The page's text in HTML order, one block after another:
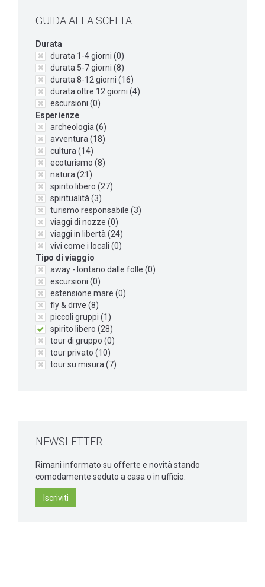
GUIDA ALLA SCELTA
Durata
durata 1-4 giorni (0)
durata 5-7 giorni (8)
durata 8-12 giorni (16)
durata oltre 12 giorni (4)
escursioni (0)
Esperienze
archeologia (6)
avventura (18)
cultura (14)
ecoturismo (8)
natura (21 )
spirito libero (27)
spiritualità (3)
turismo responsabile (3)
viaggi di nozze (0)
viaggi in libertà (24)
vivi come i locali (0)
Tipo di viaggio
away - lontano dalle folle (0)
escursioni (0)
estensione mare (0)
fly & drive (8)
piccoli gruppi (1 )
spirito libero (28)
tour di gruppo (0)
tour privato (10)
tour su misura (7)
NEWSLETTER
Rimani informato su offerte e novità stando
comodamente seduto a casa o in ufficio.
Iscriviti